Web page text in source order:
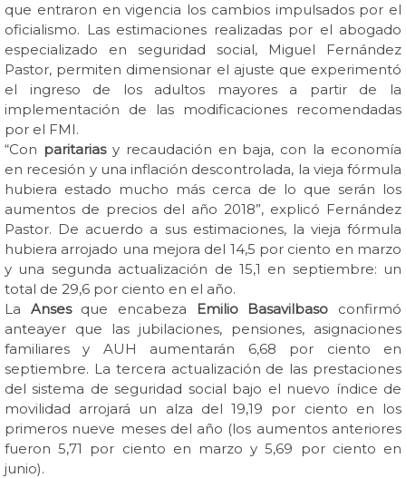
que entraron en vigencia los cambios impulsados por el
oficialismo. Las estimaciones realizadas por el abogado
especializado en seguridad social, Miguel Fernández
Pastor, permiten dimensionar el ajuste que experimentó
el ingreso de los adultos mayores a partir de la
implementación de las modificaciones recomendadas
por el FMI.
“Con paritariasy recaudación en baja, con la economía
en recesión y una inflación descontrolada, la vieja fórmula
hubiera estado mucho más cerca de lo que serán los
aumentos de precios del año 2018”, explicó Fernández
Pastor. De acuerdo a sus estimaciones, la vieja fórmula
hubiera arrojado una mejora del 14,5 por ciento en marzo
y una segunda actualización de 15,1 en septiembre: un
total de 29,6 por ciento en el año.
La Ansesque encabeza Emilio Basavilbaso confirmó
anteayer que las jubilaciones, pensiones, asignaciones
familiares y AUH aumentarán 6,68 por ciento en
septiembre. La tercera actualización de las prestaciones
del sistema de seguridad social bajo el nuevo índice de
movilidad arrojará un alza del 19,19 por ciento en los
primeros nueve meses del año (los aumentos anteriores
fueron 5,71 por ciento en marzo y 5,69 por ciento en
junio).